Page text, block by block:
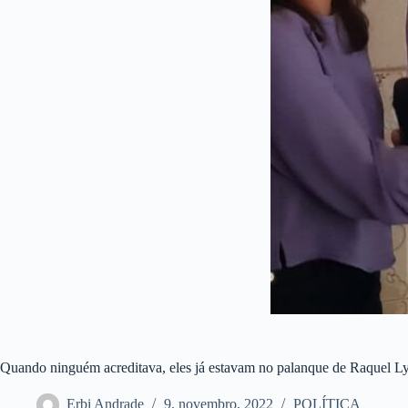
Quando ninguém acreditava, eles já estavam no palanque de Raquel
Erbi Andrade 9, novembro, 2022 POLÍTICA